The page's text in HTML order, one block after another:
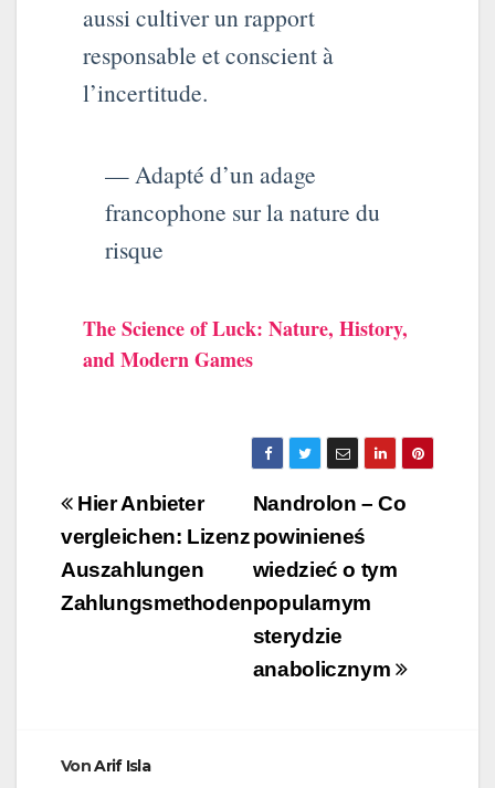
aussi cultiver un rapport
responsable et conscient à
l’incertitude.
— Adapté d’un adage
francophone sur la nature du
risque
The Science of Luck: Nature, History,
and Modern Games
Beitragsnavigation
Nandrolon – Co
powinieneś
wiedzieć o tym
popularnym
sterydzie
anabolicznym
Hier Anbieter
vergleichen: Lizenz
Auszahlungen
Zahlungsmethoden
VonArif Isla